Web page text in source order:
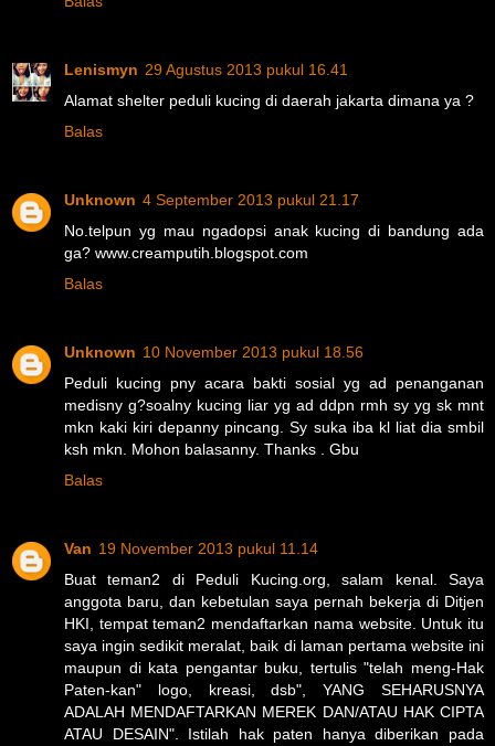
Lenismyn 29 Agustus 2013 pukul 16.41
Alamat shelter peduli kucing di daerah jakarta dimana ya ?
Balas
Unknown 4 September 2013 pukul 21.17
No.telpun yg mau ngadopsi anak kucing di bandung ada
ga? www.creamputih.blogspot.com
Balas
Unknown 10 November 2013 pukul 18.56
Peduli kucing pny acara bakti sosial yg ad penanganan
medisny g?soalny kucing liar yg ad ddpn rmh sy yg sk mnt
mkn kaki kiri depanny pincang. Sy suka iba kl liat dia smbil
ksh mkn. Mohon balasanny. Thanks . Gbu
Balas
Van 19 November 2013 pukul 11.14
Buat teman2 di Peduli Kucing.org, salam kenal. Saya
anggota baru, dan kebetulan saya pernah bekerja di Ditjen
HKI, tempat teman2 mendaftarkan nama website. Untuk itu
saya ingin sedikit meralat, baik di laman pertama website ini
maupun di kata pengantar buku, tertulis "telah meng-Hak
Paten-kan" logo, kreasi, dsb", YANG SEHARUSNYA
ADALAH MENDAFTARKAN MEREK DAN/ATAU HAK CIPTA
ATAU DESAIN". Istilah hak paten hanya diberikan pada